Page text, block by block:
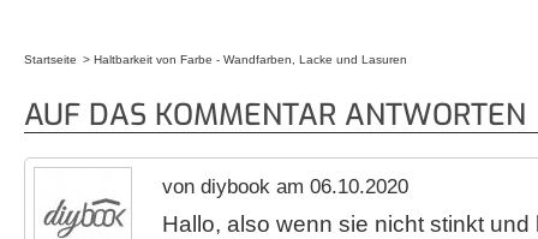
Startseite Haltbarkeit von Farbe - Wandfarben, Lacke und Lasuren
AUF DAS KOMMENTAR ANTWORTEN
von diybook am 06.10.2020
Hallo, also wenn sie nicht stinkt